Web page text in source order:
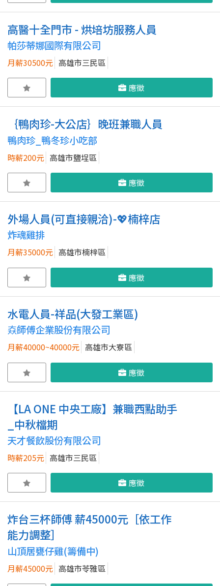
高醫十全門市 - 烘培坊服務人員
帕莎蒂娜國際有限公司
月薪30500元 高雄市三民區
應徵
｛鴨肉珍-大公店｝晚班兼職人員
鴨肉珍_鴨冬珍小吃部
時薪200元 高雄市鹽埕區
應徵
外場人員(可直接親洽)-💖楠梓店
炸魂雞排
月薪35000元 高雄市楠梓區
應徵
水電人員-祥品(大發工業區)
𡘙師傅企業股份有限公司
月薪40000~40000元 高雄市大寮區
應徵
【LA ONE 中央工廠】兼職西點助手
_中秋檔期
天才餐飲股份有限公司
時薪205元 高雄市三民區
應徵
炸台三杯師傅 薪45000元［依工作
能力調整］
山頂居甕仔雞(籌備中)
月薪45000元 高雄市苓雅區